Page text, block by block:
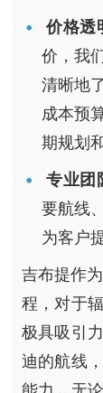
价格透
价，我
清晰地
成本预
期规划
专业团
要航线
为客户
吉布提作
程，对于
极具吸引
迪的航线